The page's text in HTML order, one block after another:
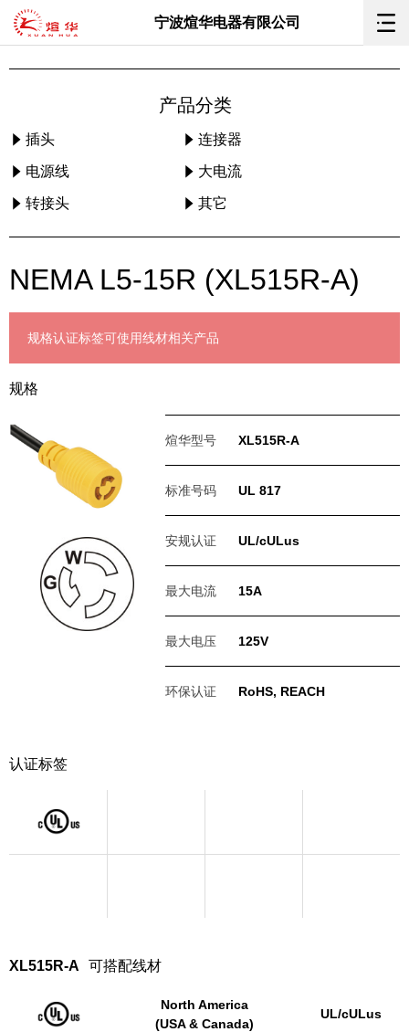
宁波煊华电器有限公司
产品分类
插头 连接器
电源线 大电流
转接头 其它
NEMA L5-15R (XL515R-A)
规格认证标签可使用线材相关产品
规格
煊华型号 XL515R-A
标准号码 UL 817
安规认证 UL/cULus
最大电流 15A
最大电压 125V
环保认证 RoHS, REACH
认证标签
XL515R-A 可搭配线材
North America
(USA & Canada)
UL/cULus